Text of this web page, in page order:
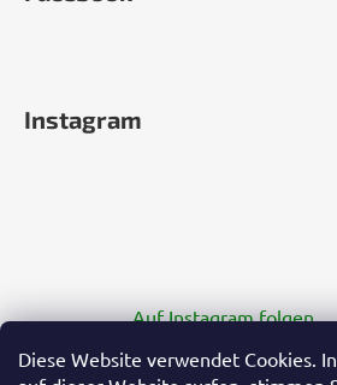
Diese Website verwendet Cookies.
Instagram
Auf Instagram folgen